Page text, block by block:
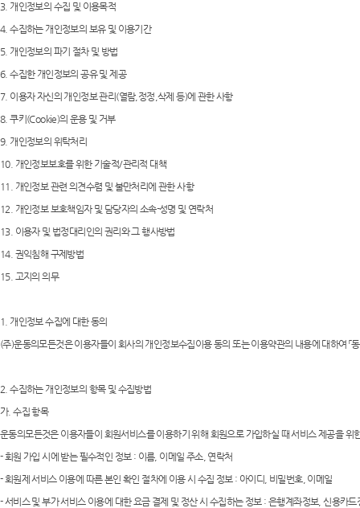
3. 개인정보의 수집 및 이용목적
4. 수집하는 개인정보의 보유 및 이용기간
5. 개인정보의 파기 절차 및 방법
6. 수집한 개인정보의 공유 및 제공
7. 이용자 자신의 개인정보 관리(열람,정정,삭제 등)에 관한 사항
8. 쿠키(Cookie)의 운용 및 거부
9. 개인정보의 위탁처리
10. 개인정보보호를 위한 기술적/관리적 대책
11. 개인정보 관련 의견수렴 및 불만처리에 관한 사항
12. 개인정보 보호책임자 및 담당자의 소속-성명 및 연락처
13. 이용자 및 법정대리인의 권리와 그 행사방법
14. 권익침해 구제방법
15. 고지의 의무
1. 개인정보 수집에 대한 동의
(주)운동의모든것은 이용자들이 회사의 개인정보수집이용 동의 또는 이용약관의 내용에 대하여 「
2. 수집하는 개인정보의 항목 및 수집방법
가. 수집 항목
운동의모든것은 이용자들이 회원서비스를 이용하기 위해 회원으로 가입하실 때 서비스 제공을
- 회원 가입 시에 받는 필수적인 정보 : 이름, 이메일 주소, 연락처
- 회원제 서비스 이용에 따른 본인 확인 절차에 이용 시 수집 정보 : 아이디, 비밀번호, 이메일
- 서비스 및 부가 서비스 이용에 대한 요금 결제 및 정산 시 수집하는 정보 : 은행계좌정보, 신용카